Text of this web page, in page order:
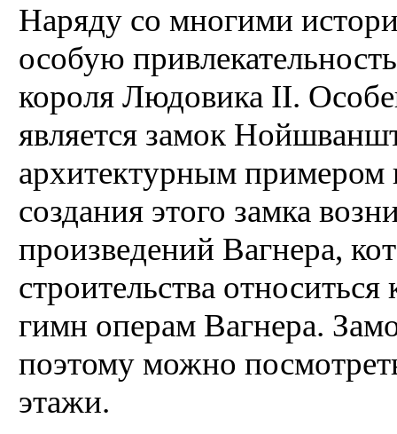
Наряду со многими
особую
короля Людовика II.
является замок
архитектурным примером
создания этого замка
произведений Вагнера,
строительства
гимн операм Вагнера.
поэтому можно
этажи.